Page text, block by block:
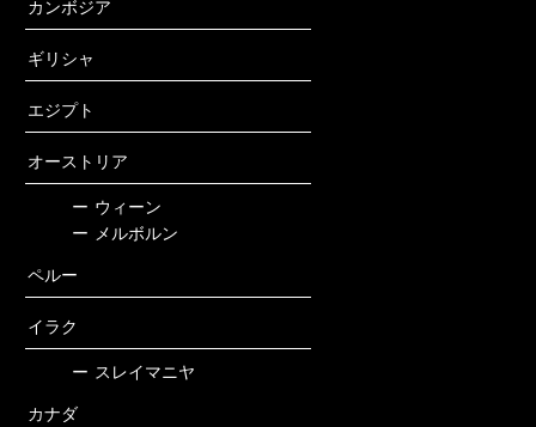
カンボジア
ギリシャ
エジプト
オーストリア
ー ウィーン
ー
メルボルン
ペルー
イラク
ー スレイマニヤ
カナダ